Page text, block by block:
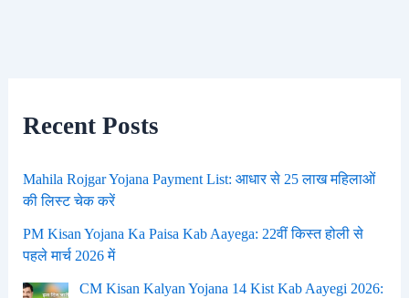
Recent Posts
Mahila Rojgar Yojana Payment List: आधार से 25 लाख महिलाओं
की लिस्ट चेक करें
PM Kisan Yojana Ka Paisa Kab Aayega: 22वीं किस्त होली से
पहले मार्च 2026 में
CM Kisan Kalyan Yojana 14 Kist Kab Aayegi 2026: